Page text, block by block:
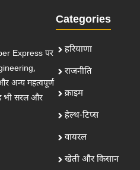
Express पर
अन्य महत्वपूर्ण
भी सरल और
Categories
हरियाणा
राजनीति
क्राइम
हेल्थ-टिप्स
वायरल
खेती और किसान